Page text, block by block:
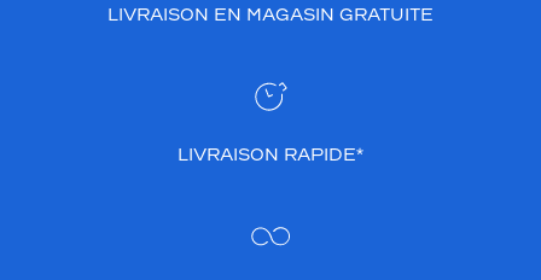
LIVRAISON EN MAGASIN GRATUITE
LIVRAISON RAPIDE*